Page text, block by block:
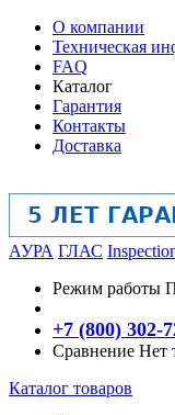
О компании
Техническая
FAQ
Каталог
Гарантия
Контакты
Доставка
АУРА ГЛАС
Режим работы
+7 (800) 302-
Сравнение Нет
Каталог товаров